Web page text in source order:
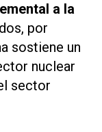
a la
por
sostiene un
nuclear
sector